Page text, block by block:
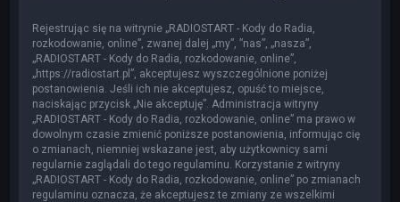
Rejestrując się na witrynie „RADIOSTART - Kody do Radia,
rozkodowanie, online”, zwanej dalej „my”, ”nas”, „nasza”,
„RADIOSTART - Kody do Radia, rozkodowanie, online”,
„https://radiostart.pl”, akceptujesz wyszczególnione poniżej
postanowienia. Jeśli ich nie akceptujesz, opuść to miejsce,
naciskając przycisk „Nie akceptuję”. Administracja witryny
„RADIOSTART - Kody do Radia, rozkodowanie, online” ma prawo w
dowolnym czasie zmienić poniższe postanowienia, informując cię
o zmianach, niemniej wskazane jest, aby użytkownicy sami
regularnie zaglądali do tego regulaminu. Korzystanie z witryny
„RADIOSTART - Kody do Radia, rozkodowanie, online” po zmianach
regulaminu oznacza, że akceptujesz te zmiany ze wszelkimi